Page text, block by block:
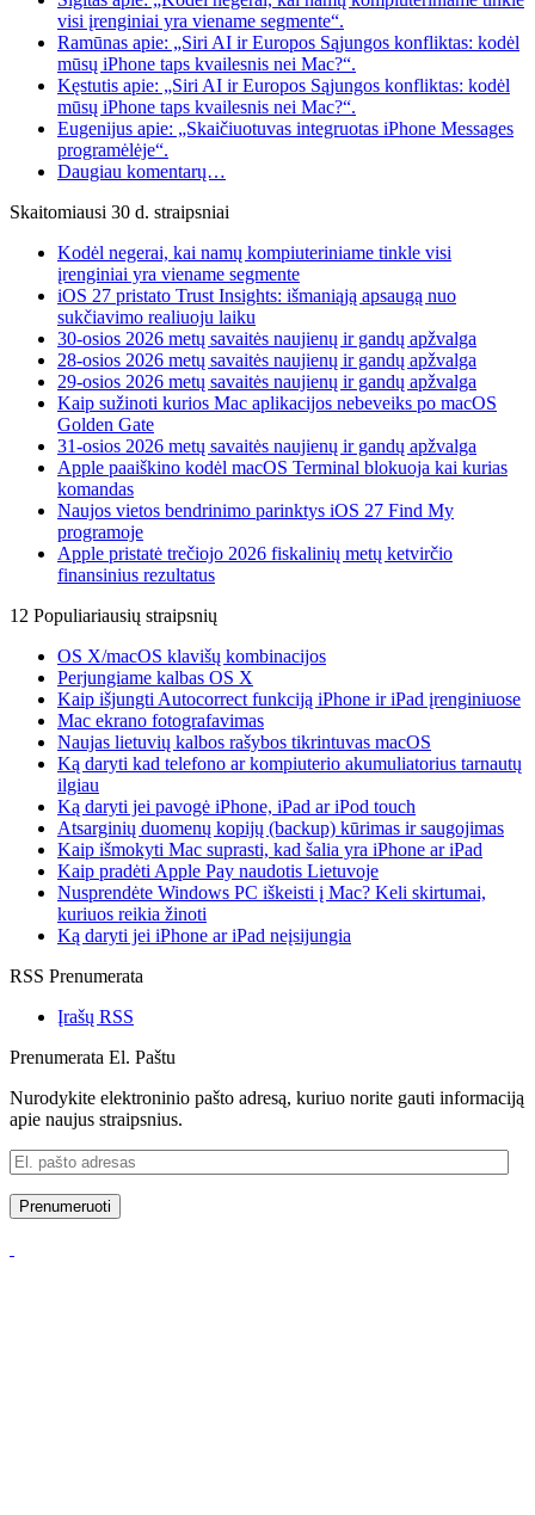
visi įrenginiai yra viename segmente“.
Ramūnas apie: „Siri AI ir Europos Sąjungos konfliktas: kodėl
mūsų iPhone taps kvailesnis nei Mac?“.
Kęstutis apie: „Siri AI ir Europos Sąjungos konfliktas: kodėl
mūsų iPhone taps kvailesnis nei Mac?“.
Eugenijus apie: „Skaičiuotuvas integruotas iPhone Messages
programėlėje“.
Daugiau komentarų…
Skaitomiausi 30 d. straipsniai
Kodėl negerai, kai namų kompiuteriniame tinkle visi
įrenginiai yra viename segmente
iOS 27 pristato Trust Insights: išmaniąją apsaugą nuo
sukčiavimo realiuoju laiku
30-osios 2026 metų savaitės naujienų ir gandų apžvalga
28-osios 2026 metų savaitės naujienų ir gandų apžvalga
29-osios 2026 metų savaitės naujienų ir gandų apžvalga
Kaip sužinoti kurios Mac aplikacijos nebeveiks po macOS
Golden Gate
31-osios 2026 metų savaitės naujienų ir gandų apžvalga
Apple paaiškino kodėl macOS Terminal blokuoja kai kurias
komandas
Naujos vietos bendrinimo parinktys iOS 27 Find My
programoje
Apple pristatė trečiojo 2026 fiskalinių metų ketvirčio
finansinius rezultatus
12 Populiariausių straipsnių
OS X/macOS klavišų kombinacijos
Perjungiame kalbas OS X
Kaip išjungti Autocorrect funkciją iPhone ir iPad įrenginiuose
Mac ekrano fotografavimas
Naujas lietuvių kalbos rašybos tikrintuvas macOS
Ką daryti kad telefono ar kompiuterio akumuliatorius tarnautų
ilgiau
Ką daryti jei pavogė iPhone, iPad ar iPod touch
Atsarginių duomenų kopijų (backup) kūrimas ir saugojimas
Kaip išmokyti Mac suprasti, kad šalia yra iPhone ar iPad
Kaip pradėti Apple Pay naudotis Lietuvoje
Nusprendėte Windows PC iškeisti į Mac? Keli skirtumai,
kuriuos reikia žinoti
Ką daryti jei iPhone ar iPad neįsijungia
RSS Prenumerata
Įrašų RSS
Prenumerata El. Paštu
Nurodykite elektroninio pašto adresą, kuriuo norite gauti informaciją
apie naujus straipsnius.
El.
pašto
adresas
Prenumeruoti